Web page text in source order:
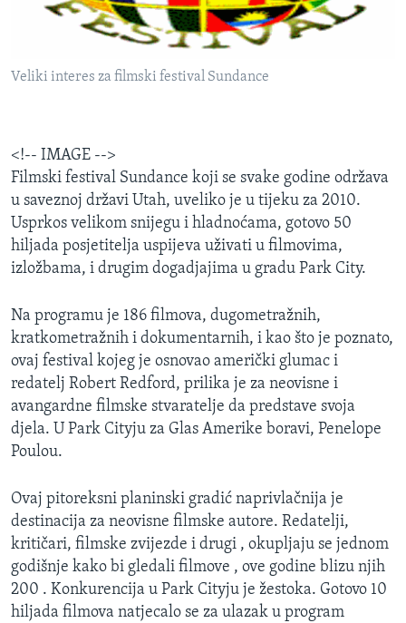
MAGAZIN
O GLASU AMERIKE
PRATITE NAS
Jezici
Veliki interes za filmski festival Sundance
<!-- IMAGE -->
Filmski festival Sundance koji se svake godine održava
u saveznoj državi Utah, uveliko je u tijeku za 2010.
Usprkos velikom snijegu i hladnoćama, gotovo 50
hiljada posjetitelja uspijeva uživati u filmovima,
izložbama, i drugim dogadjajima u gradu Park City.
Na programu je 186 filmova, dugometražnih,
kratkometražnih i dokumentarnih, i kao što je poznato,
ovaj festival kojeg je osnovao američki glumac i
redatelj Robert Redford, prilika je za neovisne i
avangardne filmske stvaratelje da predstave svoja
djela. U Park Cityju za Glas Amerike boravi, Penelope
Poulou.
Ovaj pitoreksni planinski gradić naprivlačnija je
destinacija za neovisne filmske autore. Redatelji,
kritičari, filmske zvijezde i drugi , okupljaju se jednom
godišnje kako bi gledali filmove , ove godine blizu njih
200 . Konkurencija u Park Cityju je žestoka. Gotovo 10
hiljada filmova natjecalo se za ulazak u program